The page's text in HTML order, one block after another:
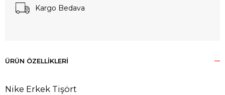
Kargo Bedava
ÜRÜN ÖZELLIKLERI
Nike Erkek Tişört